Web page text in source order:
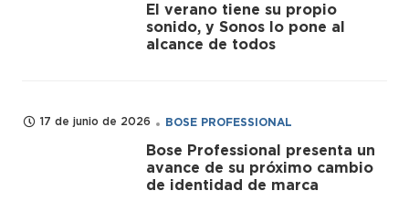
El verano tiene su propio
sonido, y Sonos lo pone al
alcance de todos
17 de junio de 2026 BOSE PROFESSIONAL
Bose Professional presenta un
avance de su próximo cambio
de identidad de marca